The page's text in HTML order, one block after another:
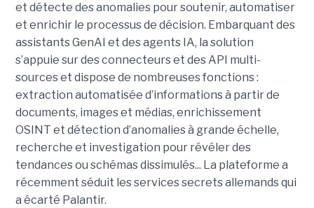
et détecte des anomalies pour soutenir, automatiser
et enrichir le processus de décision. Embarquant des
assistants GenAI et des agents IA, la solution
s’appuie sur des connecteurs et des API multi-
sources et dispose de nombreuses fonctions :
extraction automatisée d’informations à partir de
documents, images et médias, enrichissement
OSINT et détection d’anomalies à grande échelle,
recherche et investigation pour révéler des
tendances ou schémas dissimulés... La plateforme a
récemment séduit les services secrets allemands qui
a écarté Palantir.